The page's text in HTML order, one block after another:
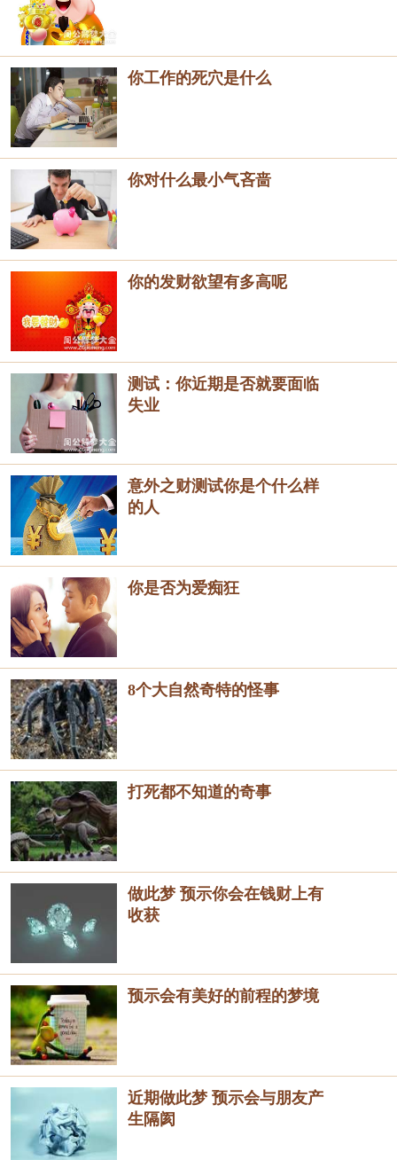
你工作的死穴是什么
你对什么最小气吝啬
你的发财欲望有多高呢
测试：你近期是否就要面临
失业
意外之财测试你是个什么样
的人
你是否为爱痴狂
8个大自然奇特的怪事
打死都不知道的奇事
做此梦 预示你会在钱财上有
收获
预示会有美好的前程的梦境
近期做此梦 预示会与朋友产
生隔阂